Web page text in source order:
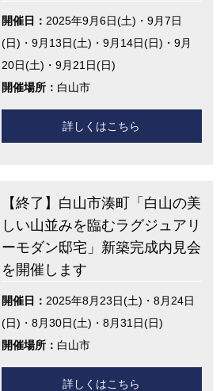
開催日： 2025年9月6日(土)・9月7日
(日)・9月13日(土)・9月14日(日)・9月
20日(土)・9月21日(日)
開催場所： 白山市
詳しくはこちら
【終了】白山市湊町「白山の美
しい山並みを臨むラグジュアリ
ーモダン邸宅」新築完成内見会
を開催します
開催日： 2025年8月23日(土)・8月24日
(日)・8月30日(土)・8月31日(日)
開催場所： 白山市
詳しくはこちら